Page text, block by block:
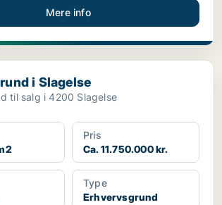
Mere info
Slagelse
i Slagelse
til salg i 4200 Slagelse
Pris
Ca. 11.750.000 kr.
Type
Erhvervsgrund